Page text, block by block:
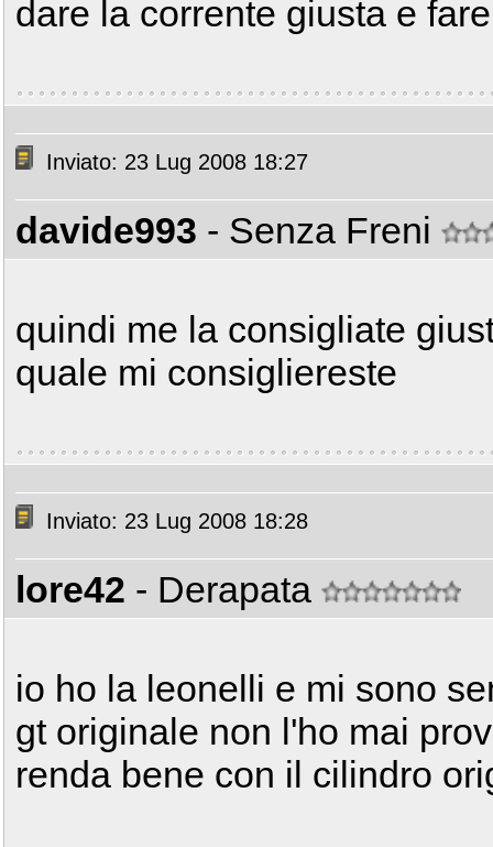
dare la corrente giusta e
Inviato: 23 Lug 2008 18:27
davide993 - Senza Freni
quindi me la consigliate
quale mi consigliereste
Inviato: 23 Lug 2008 18:28
lore42 - Derapata
io ho la leonelli e mi sono
gt originale non l'ho mai
renda bene con il cilindro